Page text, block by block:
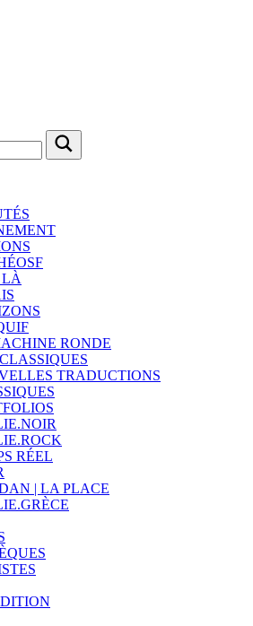
RONDE
TRADUCTIONS
RÉEL
| LA PLACE